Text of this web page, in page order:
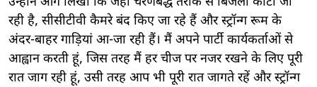
रही है, सीसीटीवी कैमरे बंद किए जा रहे हैं और स्ट्रॉन्ग रूम के
अंदर-बाहर गाड़ियां आ-जा रही हैं। मैं अपने पार्टी कार्यकर्ताओं से
आह्वान करती हूं, जिस तरह मैं हर चीज पर नजर रखने के लिए पूरी
रात जाग रही हूं, उसी तरह आप भी पूरी रात जागते रहें और स्ट्रॉन्ग